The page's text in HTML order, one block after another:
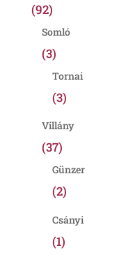
(92)
Somló
(3)
Tornai
(3)
Villány
(37)
Günzer
(2)
Csányi
(1)